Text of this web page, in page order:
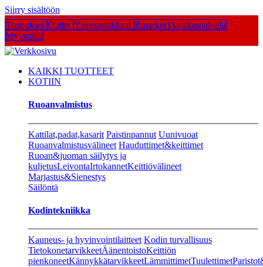
Siirry sisältöön
Tarjoukset Outlet Yritysasiakkaat Rmarket Asiakaspalvelu
Myymälät
KAIKKI TUOTTEET
KOTIIN
Ruoanvalmistus
Kattilat,padat,kasarit Paistinpannut Uunivuoat
Ruoanvalmistusvälineet Hauduttimet&keittimet
Ruoan&juoman säilytys ja
kuljetusLeivontaIrtokannetKeittiövälineet
Marjastus&Sienestys
Säilöntä
Kodintekniikka
Kauneus- ja hyvinvointilaitteet Kodin turvallisuus
TietokonetarvikkeetÄänentoistoKeittiön
pienkoneetKännykkätarvikkeetLämmittimetTuulettimet